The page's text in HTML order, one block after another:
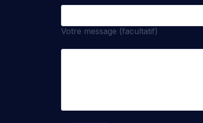
Votre message (facultatif)